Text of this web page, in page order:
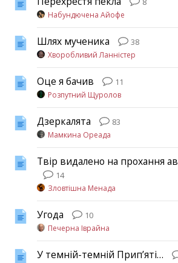
8
Набундючена Айофе
Шлях мученика
38
Хворобливий Ланністер
Оце я бачив
11
Розпутний Щуролов
Дзеркалята
83
Мамкина Ореада
Твір видалено на прохання
14
Зловтішна Менада
Угода
10
Печерна Іврайна
У темній-темній Прип’яті…